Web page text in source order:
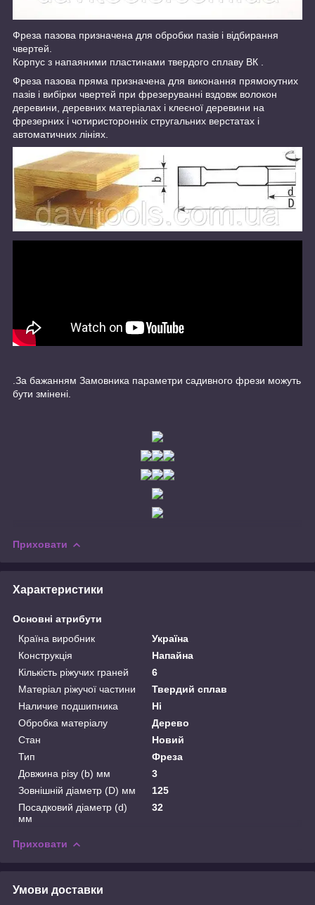
Фреза пазова призначена для обробки пазів і відбирання
чвертей.
Корпус з напаяними пластинами твердого сплаву ВК .
Фреза пазова пряма призначена для виконання прямокутних
пазів і вибірки чвертей при фрезеруванні вздовж волокон
деревини, деревних матеріалах і клеєної деревини на
фрезерних і чотиристоронніх стругальних верстатах і
автоматичних лініях.
.За бажанням Замовника параметри садивного фрези можуть
бути змінені.
Приховати
Характеристики
Основні атрибути
Країна виробник
Україна
Конструкція
Напайна
Кількість ріжучих граней
6
Матеріал ріжучої частини
Твердий сплав
Наличие подшипника
Ні
Обробка матеріалу
Дерево
Стан
Новий
Тип
Фреза
Довжина різу (b) мм
3
Зовнішній діаметр (D) мм
125
Посадковий діаметр (d)
мм
32
Приховати
Умови доставки